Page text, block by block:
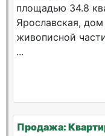
площадью 34.8
Ярославская,
живописной
...
Продажа: